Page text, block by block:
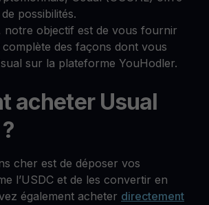
possibilités.
notre objectif est de vous fournir
des façons dont vous
sur la plateforme YouHodler.
acheter Usual
cher est de déposer vos
l’USDC et de les convertir en
également acheter directement